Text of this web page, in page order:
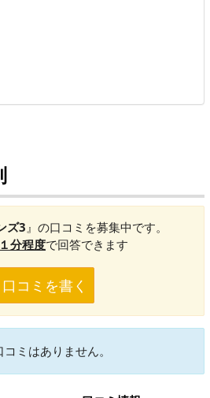
ズ3 』の口コミを募集中です。
分程度で回答できます
口コミを書く
ミはありません。